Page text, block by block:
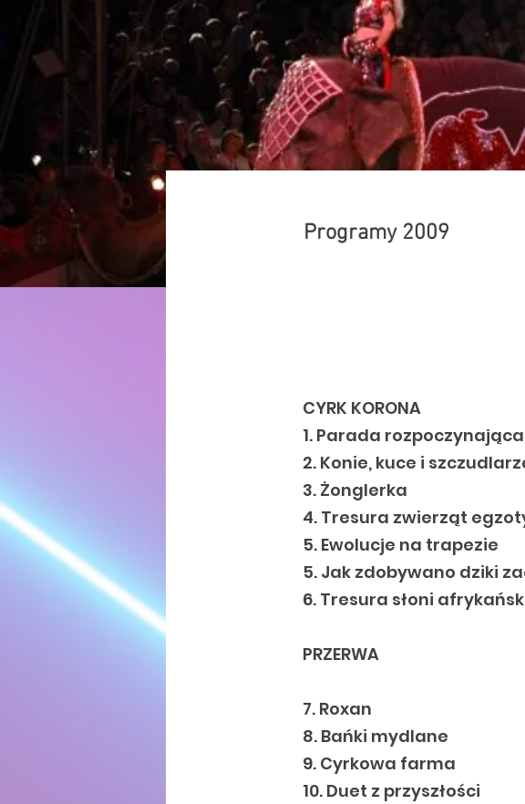
Programy 2009
CYRK KORONA
1. Parada
2. Konie, kuce i
3. Żonglerka
4. Tresura zwierząt
5. Ewolucje na trapezie
5. Jak zdobywano dziki
6. Tresura słoni
PRZERWA
7. Roxan
8. Bańki mydlane
9. Cyrkowa farma
10. Duet z przyszłości